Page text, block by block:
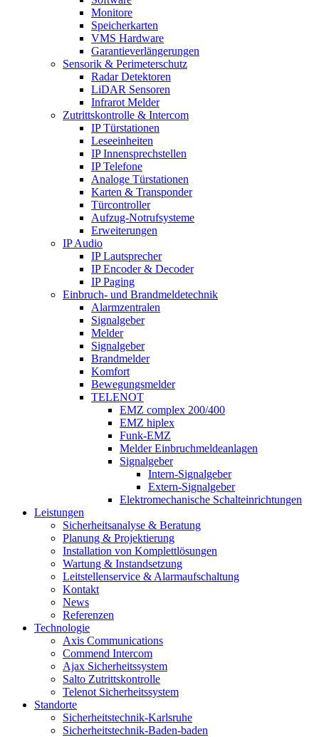
Monitore
Speicherkarten
VMS Hardware
Garantieverlängerungen
Sensorik & Perimeterschutz
Radar Detektoren
LiDAR Sensoren
Infrarot Melder
Zutrittskontrolle & Intercom
IP Türstationen
Leseeinheiten
IP Innensprechstellen
IP Telefone
Analoge Türstationen
Karten & Transponder
Türcontroller
Aufzug-Notrufsysteme
Erweiterungen
IP Audio
IP Lautsprecher
IP Encoder & Decoder
IP Paging
Einbruch- und Brandmeldetechnik
Alarmzentralen
Signalgeber
Melder
Signalgeber
Brandmelder
Komfort
Bewegungsmelder
TELENOT
EMZ complex 200/400
EMZ hiplex
Funk-EMZ
Melder Einbruchmeldeanlagen
Signalgeber
Intern-Signalgeber
Extern-Signalgeber
Elektromechanische Schalteinrichtungen
Leistungen
Sicherheitsanalyse & Beratung
Planung & Projektierung​
Installation von Komplettlösungen
Wartung & Instandsetzung
Leitstellenservice & Alarmaufschaltung
Kontakt
News
Referenzen
Technologie
Axis Communications
Commend Intercom
Ajax Sicherheitssystem​
Salto Zutrittskontrolle
Telenot Sicherheitssystem
Standorte
Sicherheitstechnik-Karlsruhe
Sicherheitstechnik-Baden-baden